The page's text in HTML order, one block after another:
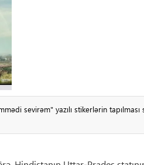
sevirəm" yazılı stikerlərin